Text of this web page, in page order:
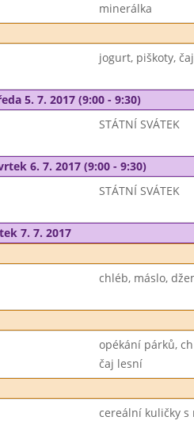
minerálka
jogurt, piškoty, čaj
5. 7. 2017 (9:00 - 9:30)
STÁTNÍ SVÁTEK
6. 7. 2017 (9:00 - 9:30)
STÁTNÍ SVÁTEK
7. 7. 2017
chléb, máslo,
opékání párků,
čaj lesní
cereální kuličky s